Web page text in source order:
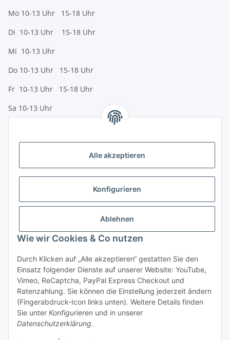
Alle akzeptieren
Konfigurieren
Ablehnen
Wie wir Cookies & Co nutzen
Durch Klicken auf „Alle akzeptieren“ gestatten Sie den
Einsatz folgender Dienste auf unserer Website: YouTube,
Vimeo, ReCaptcha, PayPal Express Checkout und
Ratenzahlung. Sie können die Einstellung jederzeit ändern
(Fingerabdruck-Icon links unten). Weitere Details finden
Sie unter Konfigurieren und in unserer
Datenschutzerklärung.
Mo 10-13 Uhr 15-18 Uhr
Di 10-13 Uhr 15-18 Uhr
Mi 10-13 Uhr
Do 10-13 Uhr 15-18 Uhr
Fr 10-13 Uhr 15-18 Uhr
Sa 10-13 Uhr
Vorkasse (per Bank-Überweisung)
Sofortüberweisung
Rechnungskauf
Gesetzliche Informationen
Informationen
Vertrag widerrufen